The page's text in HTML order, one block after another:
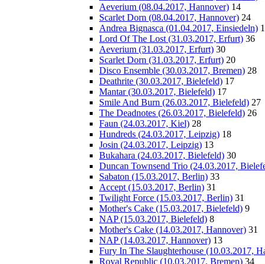
Aeverium (08.04.2017, Hannover) 14
Scarlet Dorn (08.04.2017, Hannover) 24
Andrea Bignasca (01.04.2017, Einsiedeln)
Lord Of The Lost (31.03.2017, Erfurt) 36
Aeverium (31.03.2017, Erfurt) 30
Scarlet Dorn (31.03.2017, Erfurt) 20
Disco Ensemble (30.03.2017, Bremen) 28
Deathrite (30.03.2017, Bielefeld) 17
Mantar (30.03.2017, Bielefeld) 17
Smile And Burn (26.03.2017, Bielefeld) 27
The Deadnotes (26.03.2017, Bielefeld) 26
Faun (24.03.2017, Kiel) 28
Hundreds (24.03.2017, Leipzig) 18
Josin (24.03.2017, Leipzig) 13
Bukahara (24.03.2017, Bielefeld) 30
Duncan Townsend Trio (24.03.2017,
Sabaton (15.03.2017, Berlin) 33
Accept (15.03.2017, Berlin) 31
Twilight Force (15.03.2017, Berlin) 31
Mother's Cake (15.03.2017, Bielefeld) 9
NAP (15.03.2017, Bielefeld) 8
Mother's Cake (14.03.2017, Hannover) 31
NAP (14.03.2017, Hannover) 13
Fury In The Slaughterhouse (10.03.2017,
Royal Republic (10.03.2017, Bremen) 34